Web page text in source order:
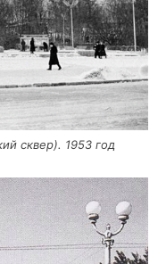
сквер). 1953 год